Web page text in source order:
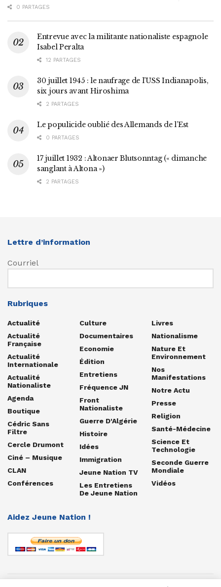
0 PARTAGES
Entrevue avec la militante nationaliste espagnole
Isabel Peralta
12 PARTAGES
30 juillet 1945 : le naufrage de l’USS Indianapolis,
six jours avant Hiroshima
2 PARTAGES
Le populicide oublié des Allemands de l’Est
0 PARTAGES
17 juillet 1932 : Altonaer Blutsonntag (« dimanche
sanglant à Altona »)
2 PARTAGES
Lettre d’information
Courriel
Rubriques
Actualité
Actualité
Française
Actualité
Internationale
Actualité
Nationaliste
Agenda
Boutique
Cédric Sans
Filtre
Cercle Drumont
Ciné – Musique
CLAN
Conférences
Culture
Documentaires
Economie
Édition
Entretiens
Fréquence JN
Front
Nationaliste
Guerre D'Algérie
Histoire
Idées
Immigration
Jeune Nation TV
Les Entretiens
De Jeune Nation
Livres
Nationalisme
Nature Et
Environnement
Nos
Manifestations
Notre Actu
Presse
Religion
Santé-Médecine
Science Et
Technologie
Seconde Guerre
Mondiale
Vidéos
Aidez Jeune Nation !